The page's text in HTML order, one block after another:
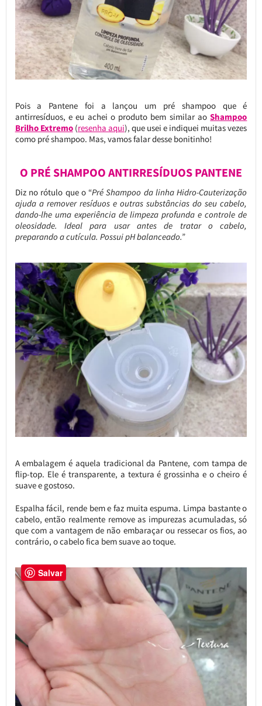
Pois a Pantene foi a lançou um pré shampoo que é
antirresíduos, e eu achei o produto bem similar aoShampoo
Brilho Extremo(resenha aqui), que usei e indiquei muitas vezes
como pré shampoo. Mas, vamos falar desse bonitinho!
O PRÉ SHAMPOO ANTIRRESÍDUOS PANTENE
Diz no rótulo que o “Pré Shampoo da linha Hidro-Cauterização
ajuda a remover resíduos e outras substâncias do seu cabelo,
dando-lhe uma experiência de limpeza profunda e controle de
oleosidade. Ideal para usar antes de tratar o cabelo,
preparando a cutícula. Possui pH balanceado.”
A embalagem é aquela tradicional da Pantene, com tampa de
flip-top. Ele é transparente, a textura é grossinha e o cheiro é
suave e gostoso.
Espalha fácil, rende bem e faz muita espuma. Limpa bastante o
cabelo, então realmente remove as impurezas acumuladas, só
que com a vantagem de não embaraçar ou ressecar os fios, ao
contrário, o cabelo fica bem suave ao toque.
Salvar